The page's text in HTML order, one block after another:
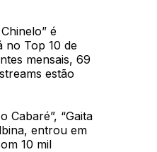
é
no Top 10 de
mensais, 69
estão
Cabaré”, “Gaita
entrou em
10 mil